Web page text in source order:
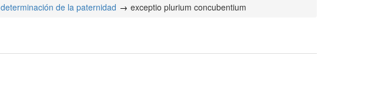
determinación de la paternidad exceptio plurium concubentium